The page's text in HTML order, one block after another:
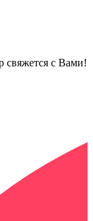
свяжется с Вами!